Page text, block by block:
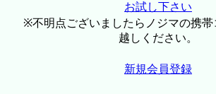
お試し下さい
※不明点ございましたらノジマの携帯
越しください。
新規会員登録